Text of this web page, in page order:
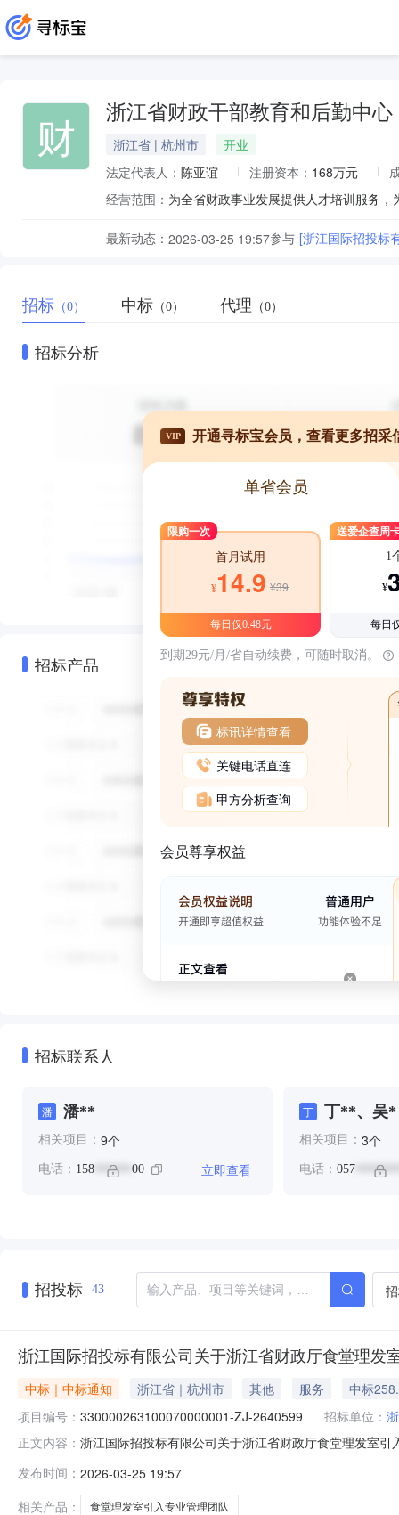
财 浙江省财政干部教育和后勤中心
浙江省 | 杭州市
开业
法定代表人： 陈亚谊 注册资本： 168万元
经营范围：
最新动态： 2026-03-25 19:57参与 [浙江国际招投标
招标 （0） 中标 （0） 代理 （0）
招标分析
招标产品
VIP 开通寻标宝会员，查看更多招采
单省会员
限购一次
首月试用
¥14.9 ¥39
每日仅0.48元
送爱企查周
1
¥
每日
到期29元/月/省自动续费，可随时取消。
标讯详情查看
关键电话直连
甲方分析查询
会员尊享权益
招标联系人
潘 潘**
相关项目： 9个
电话： 158 ****** 00 立即查看
丁 丁**、吴*
相关项目： 3个
电话： 057
招投标 43
浙江国际招投标有限公司关于浙江省财政厅食堂理发
中标｜中标通知 浙江省｜杭州市 其他 服务
中标
项目编号： 330000263100070000001-ZJ-2640599 招标单位：
正文内容： 浙江国际招投标有限公司关于浙江省财政厅食堂理发室
江国际招投标有限公司地址:浙江省杭州市西湖区文三路
发布时间： 2026-03-25 19:57
相关产品：
食堂理发室引入专业管理团队